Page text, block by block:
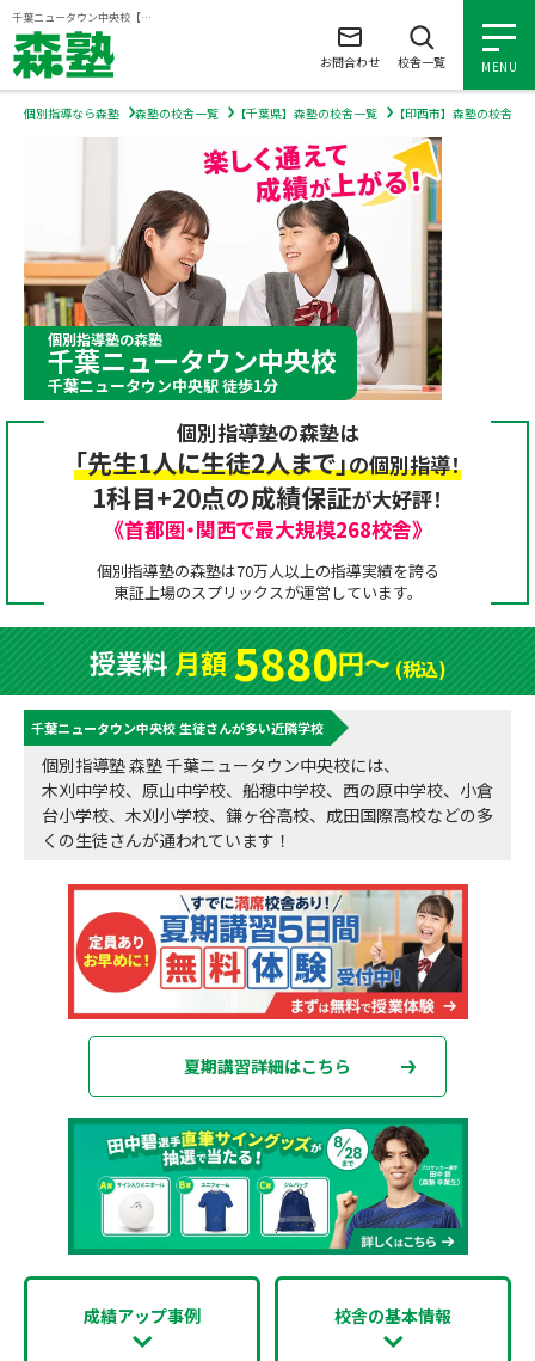
千葉ニュータウン中央校【森塾】｜小学生・中学生・高校生の個別指導塾・学習塾
MENU
小学生の個別指導
中学生の個別指導
高校生の個別指導
森塾を知る
森塾を知る トップ
森塾の想い
成績アップをかなえる！森塾メソッド
森塾の授業料について
子と親のお悩み別！なぜ？どうして？森塾！
数字でなるほど！森塾
動画でわかる！森塾
入塾について
入塾について トップ
塾の選び方
入塾までの流れ
無料体験授業について
森塾のお得なキャンペーン・割引制度
よくあるご質問
お電話はこちら
0120-602-607
授業料等お問合わせはこちら
校舎一覧
お問合わせ 校舎一覧
個別指導なら森塾 森塾の校舎一覧 【千葉県】森塾の校舎一覧 【印西市】森塾の校舎一覧
個別指導塾の森塾
千葉ニュータウン中央校
千葉ニュータウン中央駅 徒歩1分
個別指導塾の森塾は
「先生1人に生徒2人まで」の個別指導！
1科目+20点の成績保証が大好評！
《首都圏・関西で最大規模268校舎》
個別指導塾の森塾は70万人以上の指導実績を誇る
東証上場のスプリックスが運営しています。
授業料月額5880円〜(税込)
千葉ニュータウン中央校 生徒さんが多い近隣学校
個別指導塾 森塾 千葉ニュータウン中央校には、
木刈中学校、原山中学校、船穂中学校、西の原中学校、小倉
台小学校、木刈小学校、鎌ヶ谷高校、成田国際高校などの多
くの生徒さんが通われています！
夏期講習詳細はこちら
成績アップ事例 校舎の基本情報